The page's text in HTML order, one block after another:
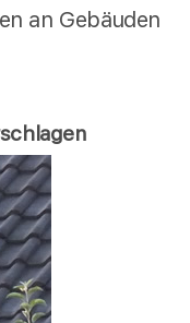
an Gebäuden